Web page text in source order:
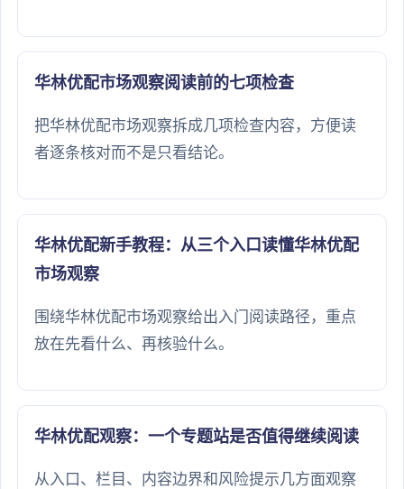
华林优配市场观察阅读前的七项检查
把华林优配市场观察拆成几项检查内容，方便读
者逐条核对而不是只看结论。
华林优配新手教程：从三个入口读懂华林优配
市场观察
围绕华林优配市场观察给出入门阅读路径，重点
放在先看什么、再核验什么。
华林优配观察：一个专题站是否值得继续阅读
从入口、栏目、内容边界和风险提示几方面观察